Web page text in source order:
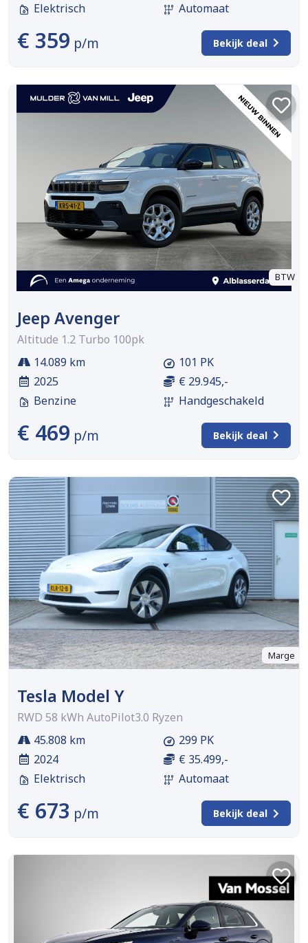
Elektrisch Automaat
€ 359 p/m Bekijk deal
BTW
Jeep Avenger
Altitude 1.2 Turbo 100pk
14.089 km
2025
Benzine
101 PK
€ 29.945,-
Handgeschakeld
€ 469 p/m Bekijk deal
Marge
Tesla Model Y
RWD 58 kWh AutoPilot3.0 Ryzen
45.808 km
2024
Elektrisch
299 PK
€ 35.499,-
Automaat
€ 673 p/m Bekijk deal